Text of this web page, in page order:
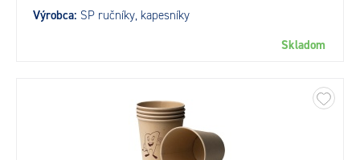
Výrobca: SP ručníky, kapesníky
Skladom